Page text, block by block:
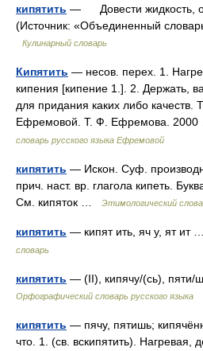
кипятить — Довести жидкость,
(Источник: «Объединенный
Кулинарный словарь
Кипятить — несов. перех. 1.
кипения [кипение 1.]. 2. Держать,
для придания каких либо качеств.
Ефремовой. Т. Ф. Ефремова.
словарь русского языка Ефремовой
кипятить — Искон. Суф.
прич. наст. вр. глагола кипеть.
См. кипяток …
Этимологический
кипятить — кипят ить, яч у, ят ит
словарь
кипятить — (II), кипячу/(сь), пяти/
Орфографический словарь русского языка
кипятить — пячу, пятишь;
что. 1. (св. вскипятить). Нагревая,